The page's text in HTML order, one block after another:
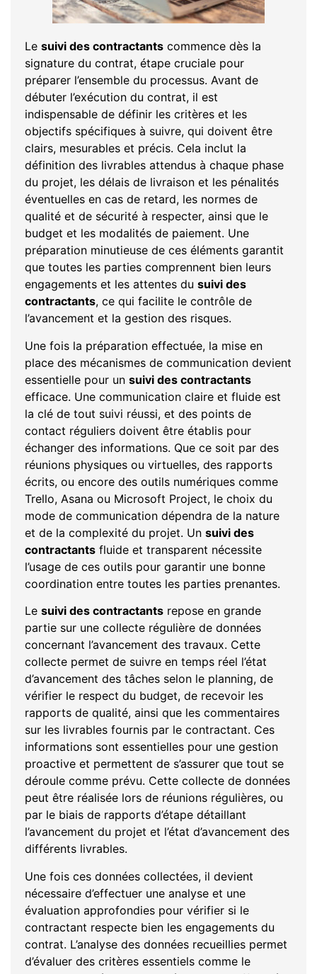
Le suivi des contractants commence dès la
signature du contrat, étape cruciale pour
préparer l’ensemble du processus. Avant de
débuter l’exécution du contrat, il est
indispensable de définir les critères et les
objectifs spécifiques à suivre, qui doivent être
clairs, mesurables et précis. Cela inclut la
définition des livrables attendus à chaque phase
du projet, les délais de livraison et les pénalités
éventuelles en cas de retard, les normes de
qualité et de sécurité à respecter, ainsi que le
budget et les modalités de paiement. Une
préparation minutieuse de ces éléments garantit
que toutes les parties comprennent bien leurs
engagements et les attentes du suivi des
contractants, ce qui facilite le contrôle de
l’avancement et la gestion des risques.
Une fois la préparation effectuée, la mise en
place des mécanismes de communication devient
essentielle pour un suivi des contractants
efficace. Une communication claire et fluide est
la clé de tout suivi réussi, et des points de
contact réguliers doivent être établis pour
échanger des informations. Que ce soit par des
réunions physiques ou virtuelles, des rapports
écrits, ou encore des outils numériques comme
Trello, Asana ou Microsoft Project, le choix du
mode de communication dépendra de la nature
et de la complexité du projet. Un suivi des
contractants fluide et transparent nécessite
l’usage de ces outils pour garantir une bonne
coordination entre toutes les parties prenantes.
Le suivi des contractants repose en grande
partie sur une collecte régulière de données
concernant l’avancement des travaux. Cette
collecte permet de suivre en temps réel l’état
d’avancement des tâches selon le planning, de
vérifier le respect du budget, de recevoir les
rapports de qualité, ainsi que les commentaires
sur les livrables fournis par le contractant. Ces
informations sont essentielles pour une gestion
proactive et permettent de s’assurer que tout se
déroule comme prévu. Cette collecte de données
peut être réalisée lors de réunions régulières, ou
par le biais de rapports d’étape détaillant
l’avancement du projet et l’état d’avancement des
différents livrables.
Une fois ces données collectées, il devient
nécessaire d’effectuer une analyse et une
évaluation approfondies pour vérifier si le
contractant respecte bien les engagements du
contrat. L’analyse des données recueillies permet
d’évaluer des critères essentiels comme le